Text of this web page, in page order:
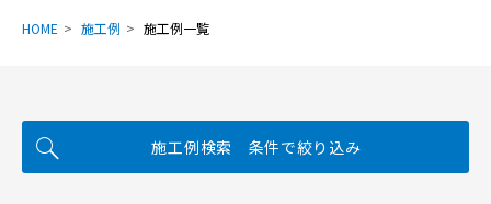
HOME 施工例 施工例一覧
施工例検索 条件で絞り込み